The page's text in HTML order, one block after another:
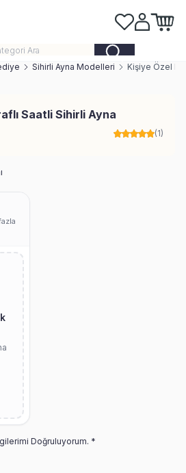
Favorilerim
Hesabım
Sihirli Ayna Modelleri Kişiye Özel
Saatli Sihirli Ayna
(1)
Doğruluyorum. *